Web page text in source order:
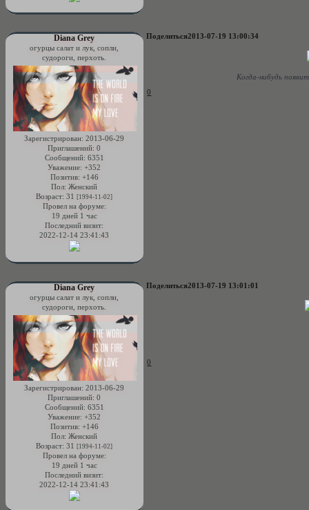
Поделиться2013-07-19 13:00:34
Diana Grey
огурцы салат и лук, сопли,
судороги, перхоть.
Зарегистрирован: 2013-06-29
Приглашений: 0
Сообщений: 6351
Уважение: +352
Позитив: +146
Пол: Женский
Возраст: 31[1994-11-02]
Провел на форуме:
19 дней 1 час
Последний визит:
2022-12-14 23:41:43
Когда-нибудь
0
Поделиться2013-07-19 13:01:01
Diana Grey
огурцы салат и лук, сопли,
судороги, перхоть.
Зарегистрирован: 2013-06-29
Приглашений: 0
Сообщений: 6351
Уважение: +352
Позитив: +146
Пол: Женский
Возраст: 31[1994-11-02]
Провел на форуме:
19 дней 1 час
Последний визит:
2022-12-14 23:41:43
0